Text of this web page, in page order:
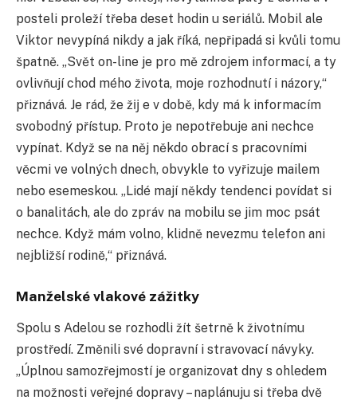
posteli proleží třeba deset hodin u seriálů. Mobil ale
Viktor nevypíná nikdy a jak říká, nepřipadá si kvůli tomu
špatně. „Svět on-line je pro mě zdrojem informací, a ty
ovlivňují chod mého života, moje rozhodnutí i názory,“
přiznává. Je rád, že žĳ e v době, kdy má k informacím
svobodný přístup. Proto je nepotřebuje ani nechce
vypínat. Když se na něj někdo obrací s pracovními
věcmi ve volných dnech, obvykle to vyřizuje mailem
nebo esemeskou. „Lidé mají někdy tendenci povídat si
o banalitách, ale do zpráv na mobilu se jim moc psát
nechce. Když mám volno, klidně nevezmu telefon ani
nejbližší rodině,“ přiznává.
Manželské vlakové zážitky
Spolu s Adelou se rozhodli žít šetrně k životnímu
prostředí. Změnili své dopravní i stravovací návyky.
„Úplnou samozřejmostí je organizovat dny s ohledem
na možnosti veřejné dopravy – naplánuju si třeba dvě